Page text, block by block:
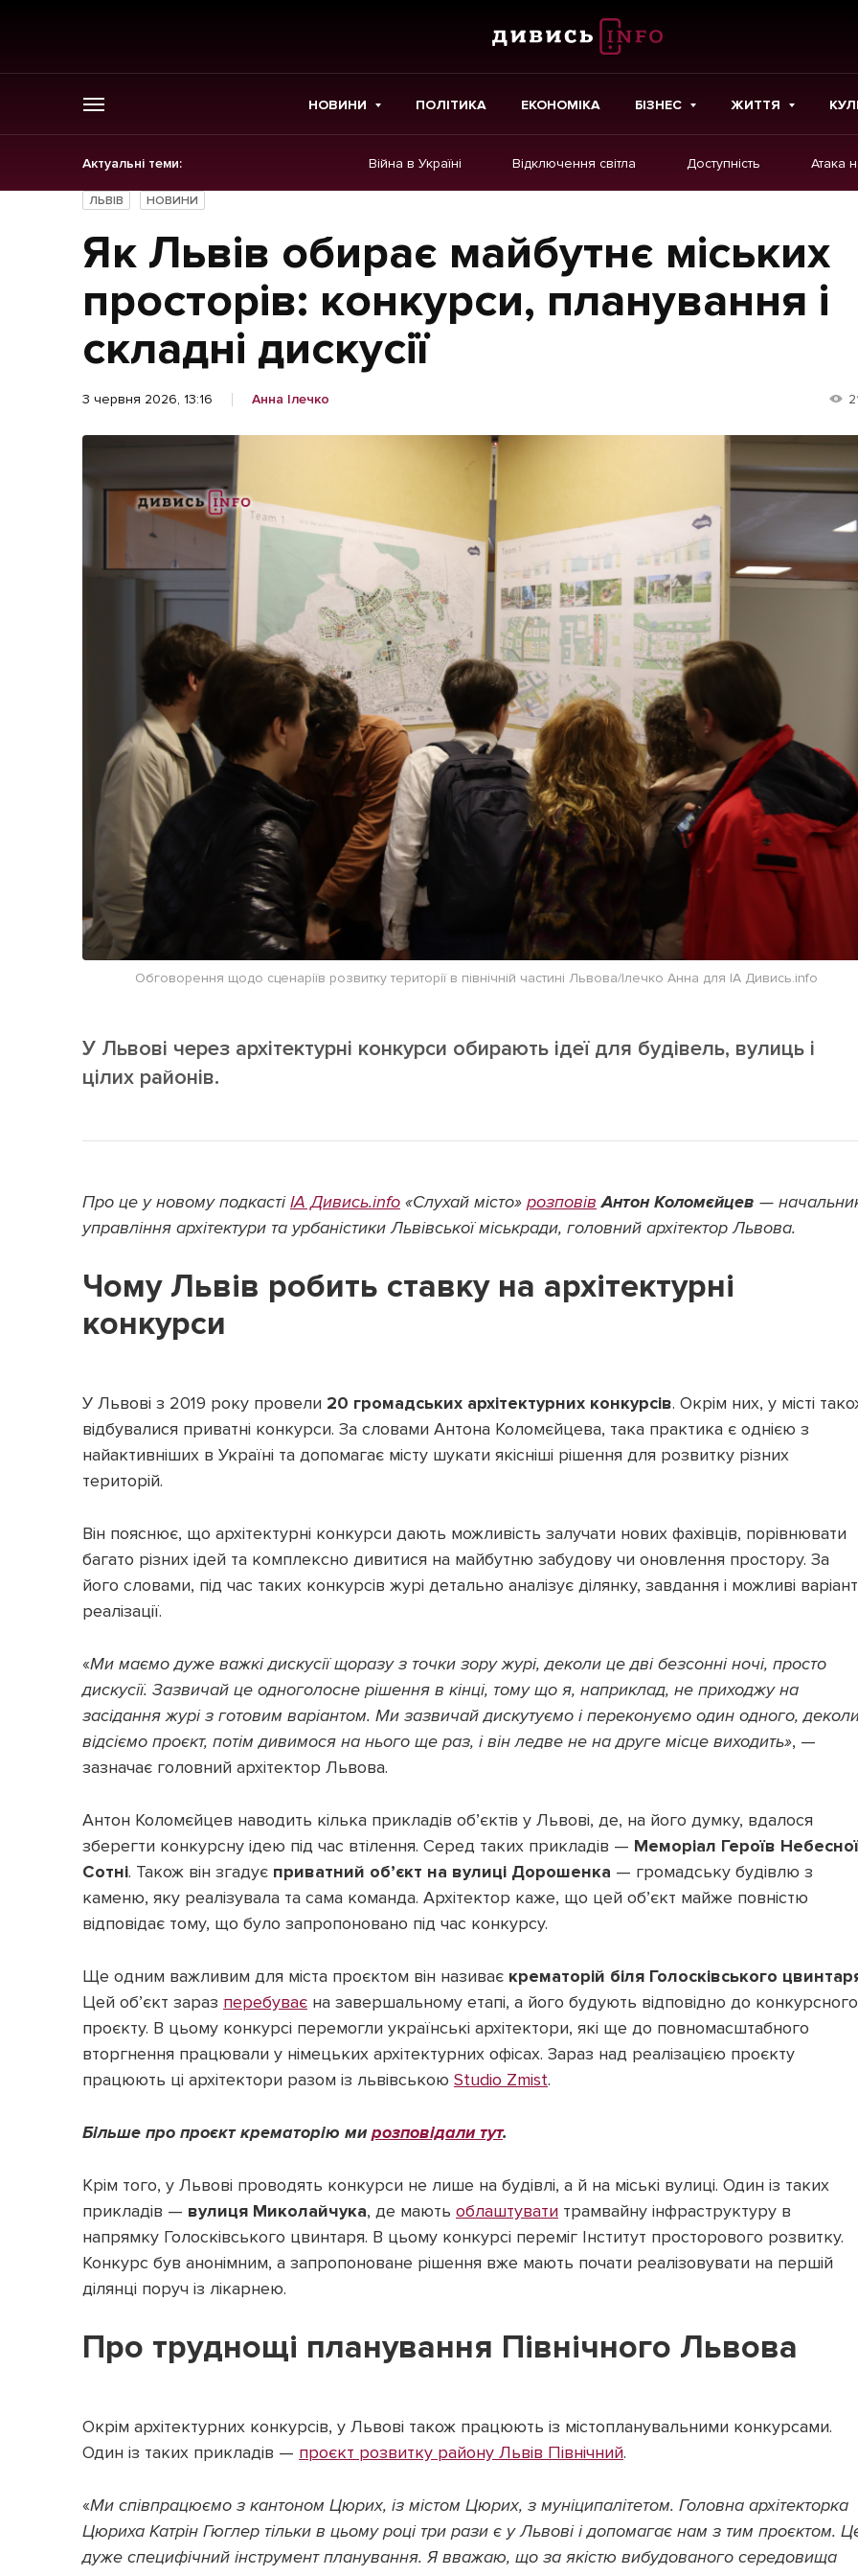
НОВИНИ ПОЛІТИКА ЕКОНОМІКА БІЗНЕС ЖИТТЯ
Актуальні теми: Війна в Україні Відключення світла Доступність Атака
ГОЛОВНЕ
Новини
Політика
Економіка
Бізнес
Життя
Культура
Афіша
Картки
Репортаж
Лонгріди
[email protected]
Політика конфіденційності
ЛЬВІВ НОВИНИ
Як Львів обирає майбутнє міських
просторів: конкурси, планування і
складні дискусії
3 червня 2026, 13:16 Анна Ілечко
Обговорення щодо сценаріїв розвитку території в північній частині Львова/Ілечко Анна для ІА Дивись.info
У Львові через архітектурні конкурси обирають ідеї для будівель, вулиць і
цілих районів.
Про це у новому подкастіІА Дивись.info «Слухай місто» розповів Антон Коломєйцев —
управління архітектури та урбаністики Львівської міськради, головний архітектор Львова.
Чому Львів робить ставку на архітектурні
конкурси
У Львові з 2019 року провели 20 громадських архітектурних конкурсів. Окрім них, у місті
відбувалися приватні конкурси. За словами Антона Коломєйцева, така практика є однією з
найактивніших в Україні та допомагає місту шукати якісніші рішення для розвитку різних
територій.
Він пояснює, що архітектурні конкурси дають можливість залучати нових фахівців, порівнювати
багато різних ідей та комплексно дивитися на майбутню забудову чи оновлення простору. За
його словами, під час таких конкурсів журі детально аналізує ділянку, завдання і можливі
реалізації.
«Ми маємо дуже важкі дискусії щоразу з точки зору журі, деколи це дві безсонні ночі, просто
дискусії. Зазвичай це одноголосне рішення в кінці, тому що я, наприклад, не приходжу на
засідання журі з готовим варіантом. Ми зазвичай дискутуємо і переконуємо один одного,
відсіємо проєкт, потім дивимося на нього ще раз, і він ледве не на друге місце виходить», —
зазначає головний архітектор Львова.
Антон Коломєйцев наводить кілька прикладів об’єктів у Львові, де, на його думку, вдалося
зберегти конкурсну ідею під час втілення. Серед таких прикладів — Меморіал Героїв Небесної
Сотні. Також він згадує приватний об’єкт на вулиці Дорошенка — громадську будівлю з
каменю, яку реалізувала та сама команда. Архітектор каже, що цей об’єкт майже повністю
відповідає тому, що було запропоновано під час конкурсу.
Ще одним важливим для міста проєктом він називає крематорій біля Голосківського
Цей об’єкт зараз перебуває на завершальному етапі, а його будують відповідно до конкурсного
проєкту. В цьому конкурсі перемогли українські архітектори, які ще до повномасштабного
вторгнення працювали у німецьких архітектурних офісах. Зараз над реалізацією проєкту
працюють ці архітектори разом із львівською Studio Zmist.
Більше про проєкт крематорію мирозповідали тут.
Крім того, у Львові проводять конкурси не лише на будівлі, а й на міські вулиці. Один із таких
прикладів — вулиця Миколайчука, де мають облаштувати трамвайну інфраструктуру в
напрямку Голосківського цвинтаря. В цьому конкурсі переміг Інститут просторового розвитку.
Конкурс був анонімним, а запропоноване рішення вже мають почати реалізовувати на першій
ділянці поруч із лікарнею.
Про труднощі планування Північного Львова
Окрім архітектурних конкурсів, у Львові також працюють із містопланувальними конкурсами.
Один із таких прикладів — проєкт розвитку району Львів Північний.
«Ми співпрацюємо з кантоном Цюрих, із містом Цюрих, з муніципалітетом. Головна архітекторка
Цюриха Катрін Гюглер тільки в цьому році три рази є у Львові і допомагає нам з тим проєктом.
дуже специфічний інструмент планування. Я вважаю, що за якістю вибудованого середовища